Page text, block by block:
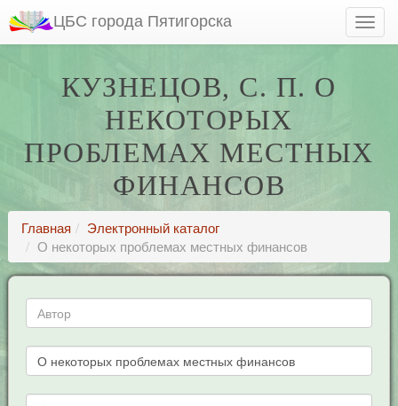
ЦБС города Пятигорска
КУЗНЕЦОВ, С. П. О
НЕКОТОРЫХ
ПРОБЛЕМАХ МЕСТНЫХ
ФИНАНСОВ
Главная
Электронный каталог
О некоторых проблемах местных финансов